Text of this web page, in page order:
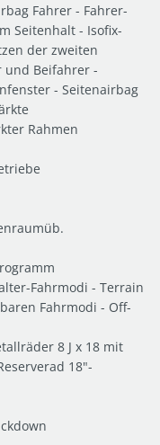
Fahrer - Fahrer-
Seitenhalt - Isofix-
der zweiten
und Beifahrer -
- Seitenairbag
Rahmen
Fahrmodi - Terrain
Fahrmodi - Off-
8 J x 18 mit
18"-